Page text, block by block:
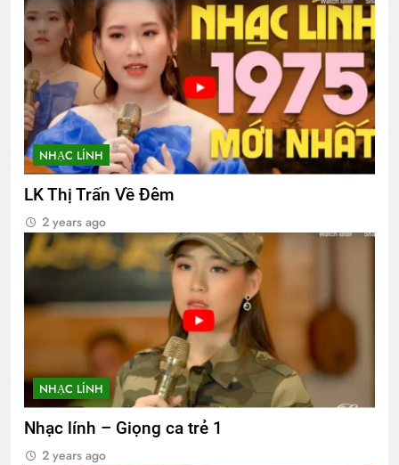
NHẠC LÍNH
LK Thị Trấn Về Đêm
2 years ago
NHẠC LÍNH
Nhạc lính – Giọng ca trẻ 1
2 years ago